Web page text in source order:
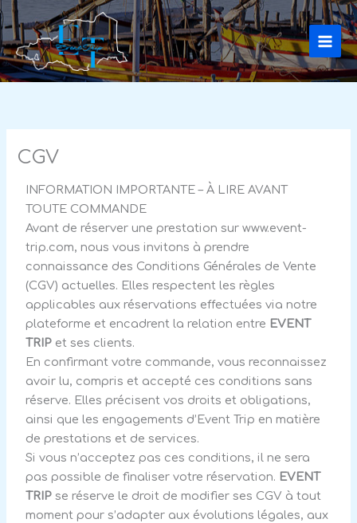
Aller
au
contenu
CGV
INFORMATION IMPORTANTE – À LIRE AVANT
TOUTE COMMANDE
Avant de réserver une prestation sur www.event-
trip.com, nous vous invitons à prendre
connaissance des Conditions Générales de Vente
(CGV) actuelles. Elles respectent les règles
applicables aux réservations effectuées via notre
plateforme et encadrent la relation entre EVENT
TRIP et ses clients.
En confirmant votre commande, vous reconnaissez
avoir lu, compris et accepté ces conditions sans
réserve. Elles précisent vos droits et obligations,
ainsi que les engagements d’Event Trip en matière
de prestations et de services.
Si vous n’acceptez pas ces conditions, il ne sera
pas possible de finaliser votre réservation. EVENT
TRIP se réserve le droit de modifier ses CGV à tout
moment pour s’adapter aux évolutions légales, aux